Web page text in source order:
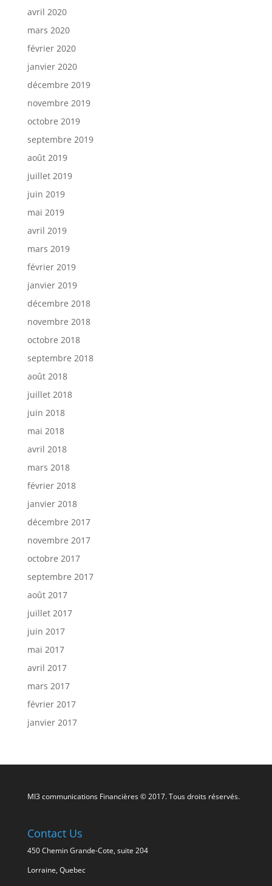
avril 2020
mars 2020
février 2020
janvier 2020
décembre 2019
novembre 2019
octobre 2019
septembre 2019
août 2019
juillet 2019
juin 2019
mai 2019
avril 2019
mars 2019
février 2019
janvier 2019
décembre 2018
novembre 2018
octobre 2018
septembre 2018
août 2018
juillet 2018
juin 2018
mai 2018
avril 2018
mars 2018
février 2018
janvier 2018
décembre 2017
novembre 2017
octobre 2017
septembre 2017
août 2017
juillet 2017
juin 2017
mai 2017
avril 2017
mars 2017
février 2017
janvier 2017
MI3 communications Financières © 2017. Tous droits réservés.
Contact Us
450 Chemin Grande-Cote, suite 204
Lorraine, Quebec